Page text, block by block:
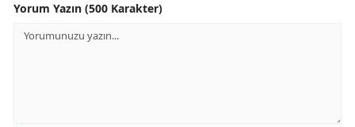
Yorum Yazın (500 Karakter)